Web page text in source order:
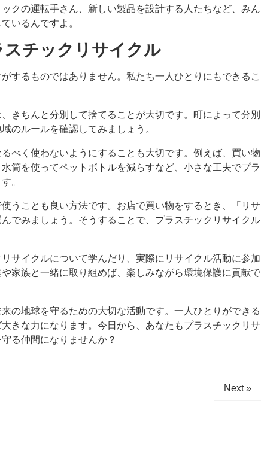
クの運転手さん、新しい製品を設計する人たちなど、みん
いるんですよ。
チックリサイクル
するものではありません。私たち一人ひとりにもできるこ
きちんと分別して捨てることが大切です。町によって分別
のルールを確認してみましょう。
べく使わないようにすることも大切です。例えば、買い物
筒を使ってペットボトルを減らすなど、小さな工夫でプラ
。
うことも良い方法です。お店で買い物をするとき、「リサ
でみましょう。そうすることで、プラスチックリサイクル
サイクルについて学んだり、実際にリサイクル活動に参加
家族と一緒に取り組めば、楽しみながら環境保護に貢献で
の地球を守るための大切な活動です。一人ひとりができる
きな力になります。今日から、あなたもプラスチックリサ
る仲間になりませんか？
Next »